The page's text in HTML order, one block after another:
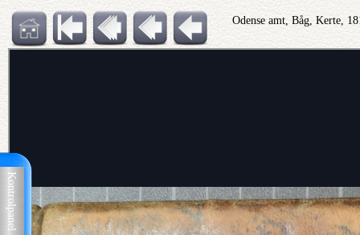
Kontrolpanel
Odense amt, Båg, Kerte,